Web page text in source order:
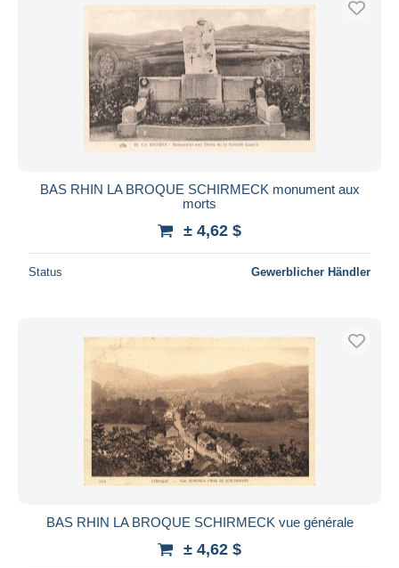
BAS RHIN LA BROQUE SCHIRMECK monument aux
morts
± 4,62 $
Status Gewerblicher Händler
BAS RHIN LA BROQUE SCHIRMECK vue générale
± 4,62 $